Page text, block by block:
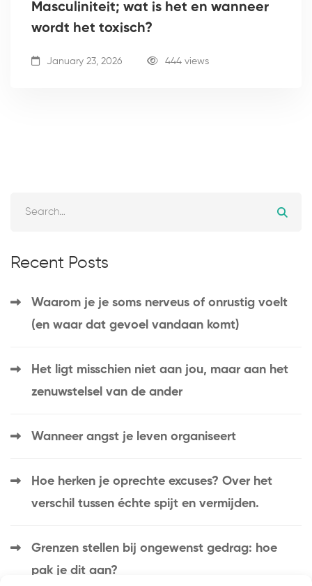
Masculiniteit; wat is het en wanneer
wordt het toxisch?
January 23, 2026 444 views
Recent Posts
Waarom je je soms nerveus of onrustig voelt
(en waar dat gevoel vandaan komt)
Het ligt misschien niet aan jou, maar aan het
zenuwstelsel van de ander
Wanneer angst je leven organiseert
Hoe herken je oprechte excuses? Over het
verschil tussen échte spijt en vermijden.
Grenzen stellen bij ongewenst gedrag: hoe
pak je dit aan?